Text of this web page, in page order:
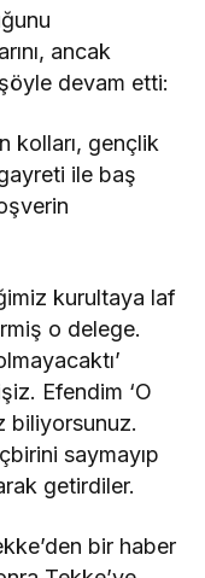
ancak
şöyle devam etti:
kolları, gençlik
ile baş
kurultaya laf
o delege.
Efendim ‘O
biliyorsunuz.
saymayıp
getirdiler.
bir haber